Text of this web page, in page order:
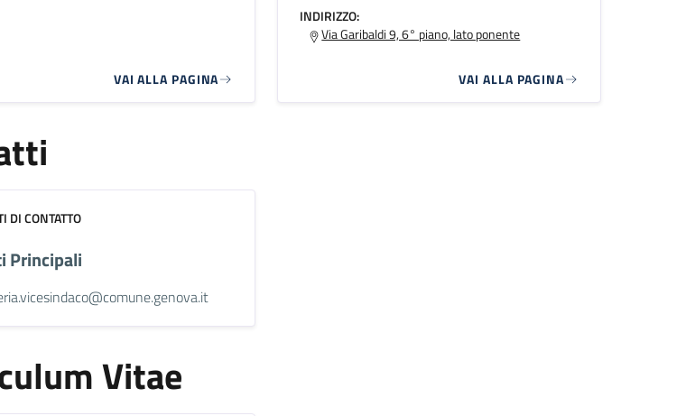
VAI ALLA PAGINA
INDIRIZZO:
Via Garibaldi 9, 6° piano, lato ponente
VAI ALLA PAGINA
DI CONTATTO
Principali
Vitae